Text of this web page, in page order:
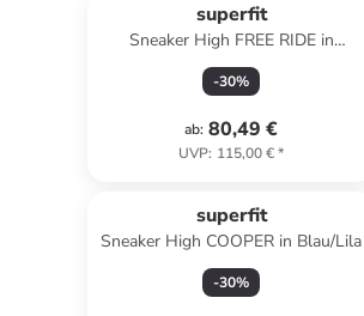
superfit
Sneaker High FREE RIDE in
Blau/Hellgrün
-30%
ab: 80,49 €
UVP: 115,00 €*
superfit
Sneaker High COOPER in Blau/Lila
-30%